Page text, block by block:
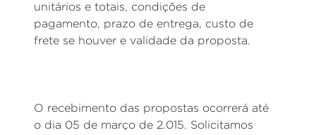
unitários e totais, condições de
pagamento, prazo de entrega, custo de
frete se houver e validade da proposta.
O recebimento das propostas ocorrerá até
o dia 05 de março de 2.015. Solicitamos